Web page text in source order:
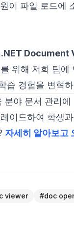
이 파일 로드에
.NET Document
위해 저희 팀에
습 경험을 변혁
야 문서 관리에
이드하여 학생
자세히 알아보고
viewer #doc